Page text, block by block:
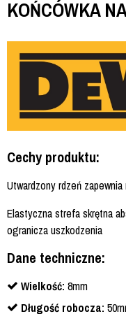
KOŃCÓWKA
Cechy produktu:
Utwardzony rdzeń
Elastyczna strefa skrętna
ogranicza uszkodzenia
Dane techniczne:
Wielkość: 8mm
Długość robocza: